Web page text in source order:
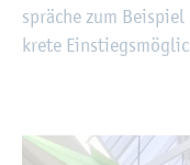
sprä­che zum
kre­te